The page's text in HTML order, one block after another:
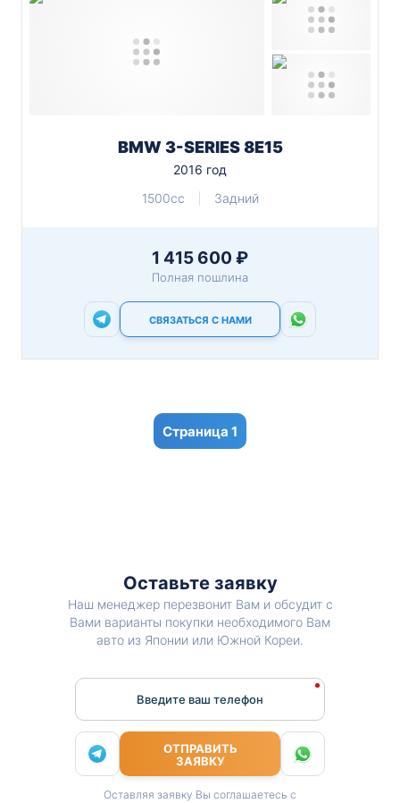
BMW 3-SERIES 8E15
2016 год
1500cc
Задний
1 415 600 ₽
Полная пошлина
СВЯЗАТЬСЯ С НАМИ
1
Оставьте заявку
Наш менеджер перезвонит Вам и обсудит с
Вами варианты покупки необходимого Вам
авто из Японии или Южной Кореи.
Введите ваш телефон
ОТПРАВИТЬ
ЗАЯВКУ
Оставляя заявку Вы соглашаетесь с